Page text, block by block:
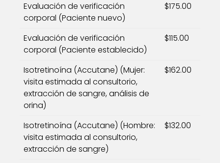
Evaluación de verificación
corporal (Paciente nuevo)
$175.00
Evaluación de verificación
corporal (Paciente establecido)
$115.00
Isotretinoína (Accutane) (Mujer:
visita estimada al consultorio,
extracción de sangre, análisis de
orina)
$162.00
Isotretinoína (Accutane) (Hombre:
visita estimada al consultorio,
extracción de sangre)
$132.00